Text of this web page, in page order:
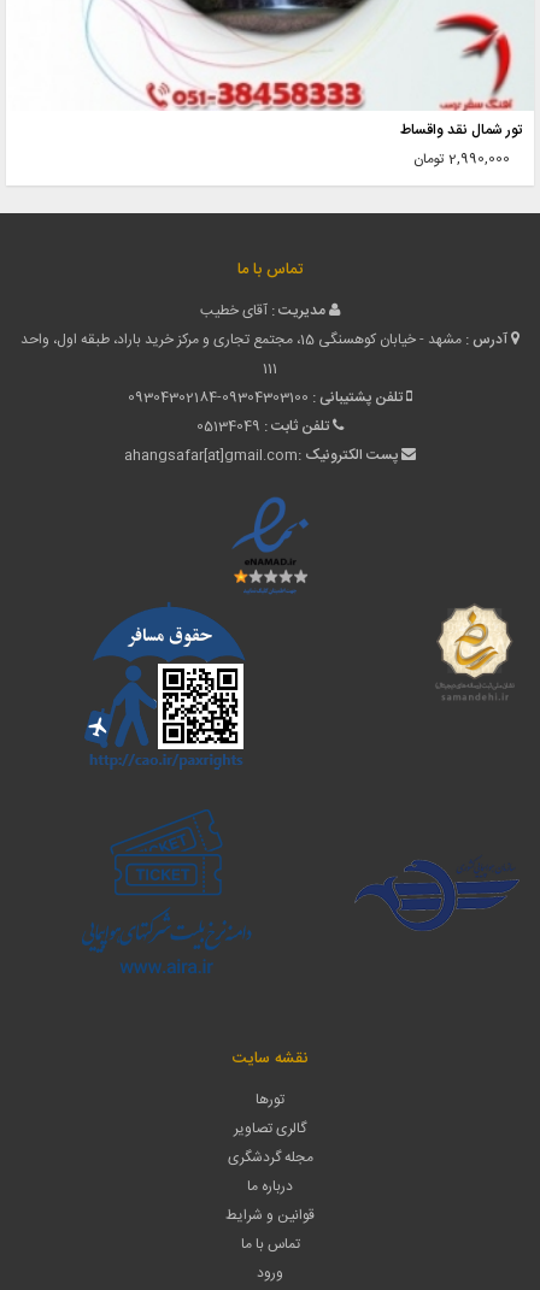
تور شمال نقد واقساط
2,990,000 تومان
تماس با ما
مدیریت : آقای خطیب
آدرس :
مشهد - خیابان کوهسنگی 15، مجتمع تجاری و مرکز خرید باراد، طبقه اول، واحد
111
تلفن پشتیبانی : 09304302184-09304303100
تلفن ثابت : 05134049
پست الکترونیک :ahangsafar[at]gmail.com
نقشه سایت
تورها
گالری تصاویر
مجله گردشگری
درباره ما
قوانین و شرایط
تماس با ما
ورود